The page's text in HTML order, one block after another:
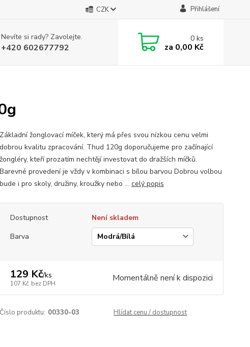
CZK Přihlášení
Nevíte si rady? Zavolejte.
+420 602677792
0ks
za 0,00 Kč
Základní žonglovací míček, který má přes svou nízkou cenu velmi
dobrou kvalitu zpracování. Thud 120g doporučujeme pro začínající
žongléry, kteří prozatím nechtějí investovat do dražších míčků.
Barevné provedení je vždy v kombinaci s bílou barvou Dobrou volbou
bude i pro skoly, družiny, kroužky nebo ... celý popis
Dostupnost
Není skladem
Barva
129 Kč/ks
107 Kč bez DPH Momentálně není k dispozici
Číslo produktu: 00330-03 Hlídat cenu / dostupnost